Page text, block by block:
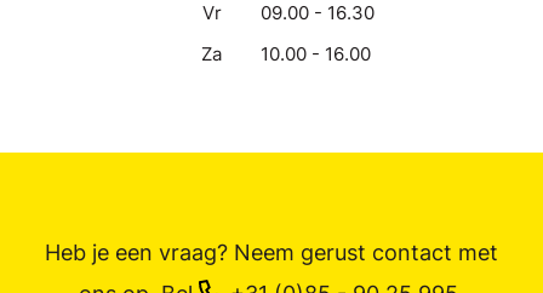
Vr
09.00 - 16.30
Za
10.00 - 16.00
Heb je een vraag? Neem gerust contact met